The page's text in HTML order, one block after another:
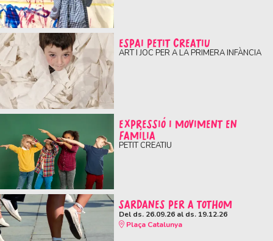
ESPAI PETIT CREATIU
ART I JOC PER A LA PRIMERA INFÀNCIA
EXPRESSIÓ I MOVIMENT EN
FAMÍLIA
PETIT CREATIU
SARDANES PER A TOTHOM
Del ds. 26.09.26al ds. 19.12.26
Plaça Catalunya